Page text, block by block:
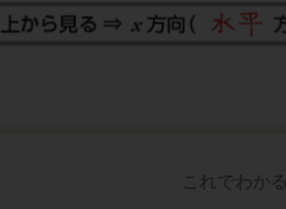
これでわかる